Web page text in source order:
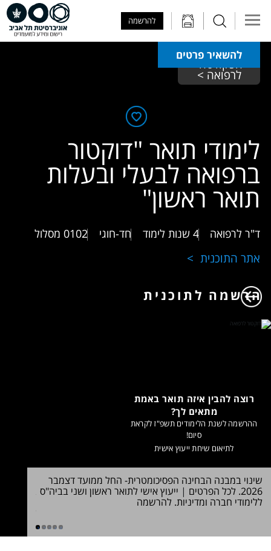
להרשמה
להשאיר פרטים
הפקולטה
לרפואה >
לימודי תואר "דוקטור
ברפואה לבעלי ובעלות
תואר ראשון"
ד"ר לרפואה 4 שנות לימוד חד-חוגי 0102 מסלול
אתר התוכנית
הרשמה לתוכנית
במדעי
לדעת
שינוי במבנה הבחינה הפסיכומטרית- החל ממועד דצמבר
2026. לכל הפרטים | ייעוץ אישי לתואר ראשון ושני בביה"ס
ללימודי חברה ומדיניות. להרשמה
1 2 3 4 5
רוצה להבין איזה תואר באמת
מתאים לך?
ההרשמה לשנת הלימודים תשפ"ז לקראת
סיום!
לתיאום שיחת ייעוץ אישית